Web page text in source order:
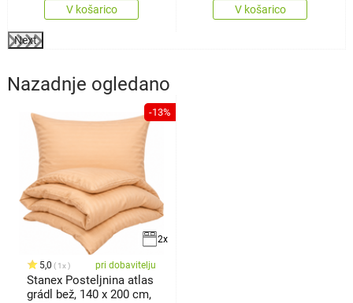
V košarico V košarico
Next
Nazadnje ogledano
-13%
2x
5,0 1x pri dobavitelju
Stanex Posteljnina atlas
grádl bež, 140 x 200 cm,